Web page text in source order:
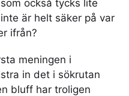
också tycks lite
är helt säker på var
ifrån?
meningen i
in det i sökrutan
bluff har troligen